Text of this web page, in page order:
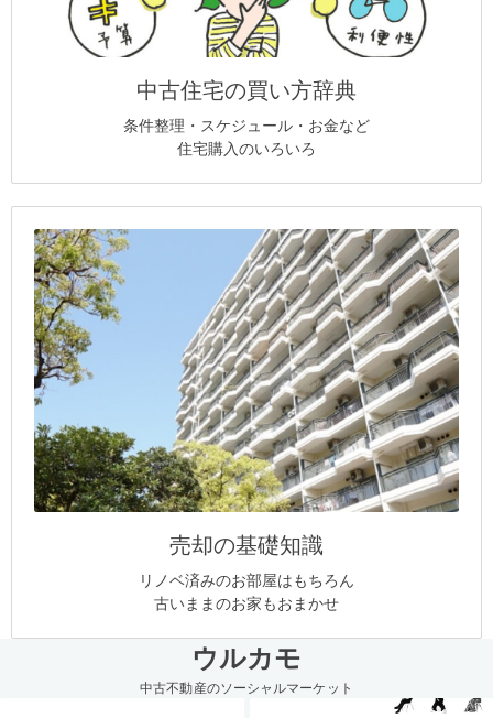
中古住宅の買い方辞典
条件整理・スケジュール・お金など
住宅購入のいろいろ
売却の基礎知識
リノベ済みのお部屋はもちろん
古いままのお家もおまかせ
ウルカモ
中古不動産のソーシャルマーケット